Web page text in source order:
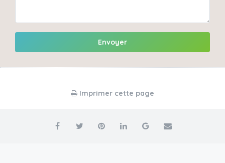
Envoyer
Imprimer cette page